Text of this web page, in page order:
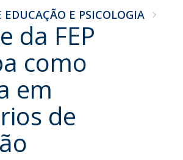
EDUCAÇÃO E PSICOLOGIA
da FEP
como
em
de